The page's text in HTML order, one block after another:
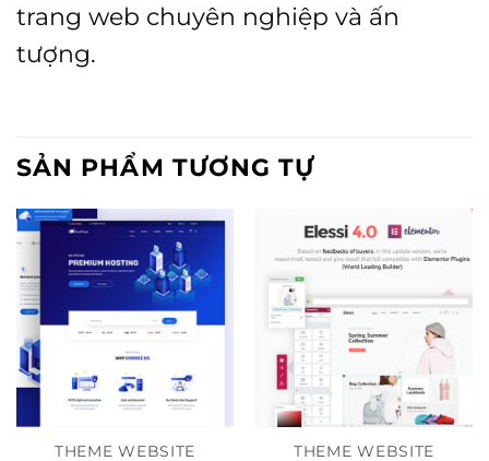
trang web chuyên nghiệp và ấn
tượng.
SẢN PHẨM TƯƠNG TỰ
THEME WEBSITE THEME WEBSITE